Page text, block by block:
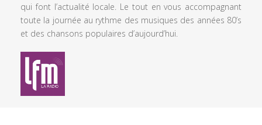
qui font l’actualité locale. Le tout en vous accompagnant
toute la journée au rythme des musiques des années 80’s
et des chansons populaires d’aujourd’hui.